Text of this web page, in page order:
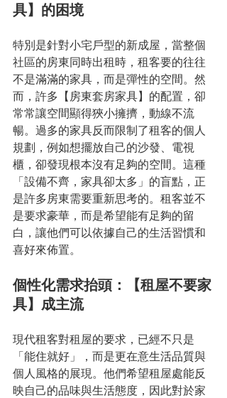
具】的困境
特別是針對小宅戶型的新成屋，當整個
社區的房東同時出租時，租客要的往往
不是滿滿的家具，而是彈性的空間。然
而，許多【房東套房家具】的配置，卻
常常讓空間顯得狹小擁擠，動線不流
暢。過多的家具反而限制了租客的個人
規劃，例如想擺放自己的沙發、電視
櫃，卻發現根本沒有足夠的空間。這種
「設備不齊，家具卻太多」的盲點，正
是許多房東需要重新思考的。租客並不
是要求豪華，而是希望能有足夠的留
白，讓他們可以依據自己的生活習慣和
喜好來佈置。
個性化需求抬頭：【租屋不要家
具】成主流
現代租客對租屋的要求，已經不只是
「能住就好」，而是更在意生活品質與
個人風格的展現。他們希望租屋處能反
映自己的品味與生活態度，因此對於家